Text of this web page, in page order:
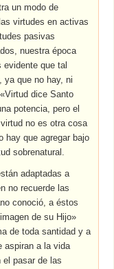
un modo de
virtudes en activas
pasivas
nuestra época
que tal
ya que no hay, ni
dice Santo
potencia, pero el
no es otra cosa
hay que agregar bajo
sobrenatural.
adaptadas a
no recuerde las
conoció, a éstos
de su Hijo»
de toda santidad y a
aspiran a la vida
el pasar de las